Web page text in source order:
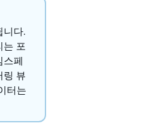
니다.
는 포
스페
링 뷰
터는